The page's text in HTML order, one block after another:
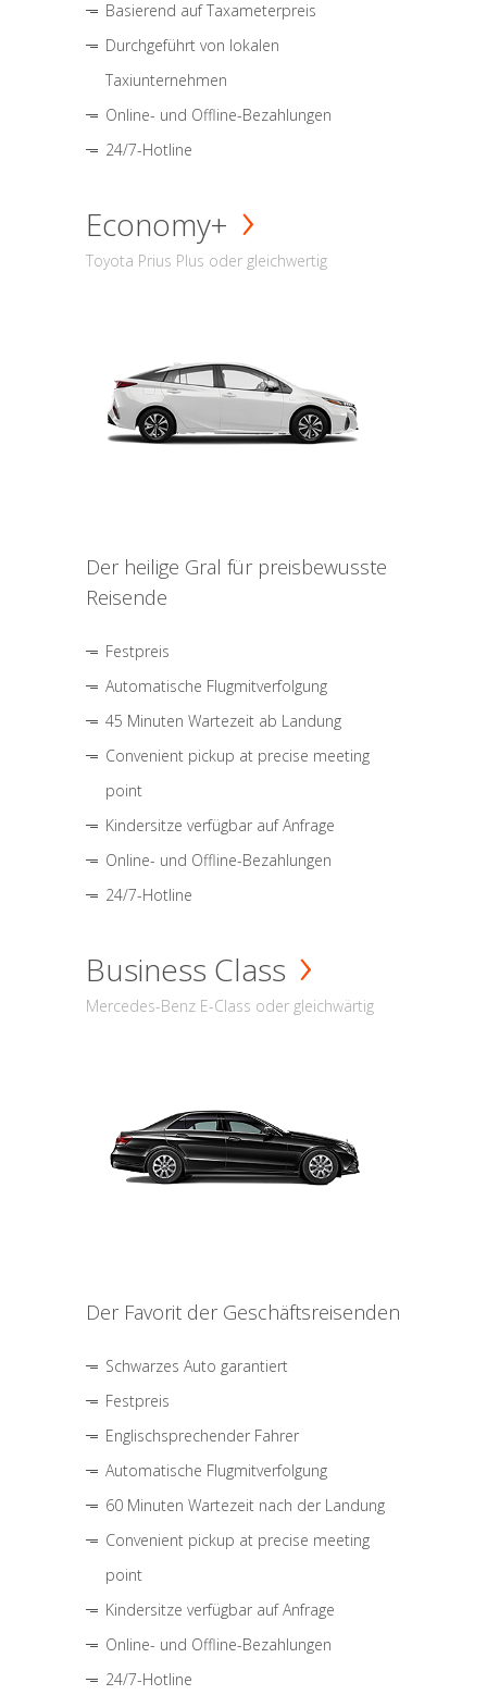
Basierend auf Taxameterpreis
Durchgeführt von lokalen
Taxiunternehmen
Online- und Offline-Bezahlungen
24/7-Hotline
Economy+
Toyota Prius Plus oder gleichwertig
Der heilige Gral für preisbewusste
Reisende
Festpreis
Automatische Flugmitverfolgung
45 Minuten Wartezeit ab Landung
Convenient pickup at precise meeting
point
Kindersitze verfügbar auf Anfrage
Online- und Offline-Bezahlungen
24/7-Hotline
Business Class
Mercedes-Benz E-Class oder gleichwärtig
Der Favorit der Geschäftsreisenden
Schwarzes Auto garantiert
Festpreis
Englischsprechender Fahrer
Automatische Flugmitverfolgung
60 Minuten Wartezeit nach der Landung
Convenient pickup at precise meeting
point
Kindersitze verfügbar auf Anfrage
Online- und Offline-Bezahlungen
24/7-Hotline